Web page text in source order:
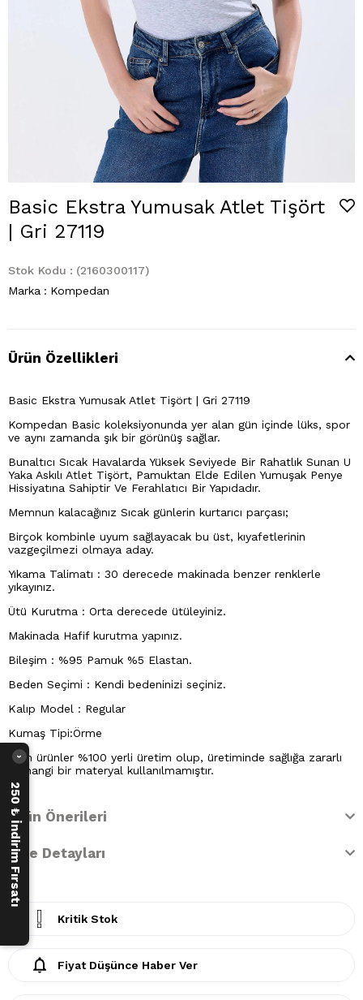
Basic Ekstra Yumusak Atlet Tişört
| Gri 27119
Stok Kodu
(2160300117)
Marka : Kompedan
Ürün Özellikleri
Basic Ekstra Yumusak Atlet Tişört | Gri 27119
Kompedan Basic koleksiyonunda yer alan gün içinde lüks, spor
ve aynı zamanda şık bir görünüş sağlar.
Bunaltıcı Sıcak Havalarda Yüksek Seviyede Bir Rahatlık Sunan U
Yaka Askılı Atlet Tişört, Pamuktan Elde Edilen Yumuşak Penye
Hissiyatına Sahiptir Ve Ferahlatıcı Bir Yapıdadır.
Memnun kalacağınız Sıcak günlerin kurtarıcı parçası;
Birçok kombinle uyum sağlayacak bu üst, kıyafetlerinin
vazgeçilmezi olmaya aday.
Yıkama Talimatı : 30 derecede makinada benzer renklerle
yıkayınız.
Ütü Kurutma : Orta derecede ütüleyiniz.
Makinada Hafif kurutma yapınız.
Bileşim : %95 Pamuk %5 Elastan.
Beden Seçimi : Kendi bedeninizi seçiniz.
Kalıp Model : Regular
Kumaş Tipi:Örme
Tüm ürünler %100 yerli üretim olup, üretiminde sağlığa zararlı
herhangi bir materyal kullanılmamıştır.
Ürün Önerileri
İade Detayları
Kritik Stok
Fiyat Düşünce Haber Ver
250 ₺ İndirim Fırsatı
›